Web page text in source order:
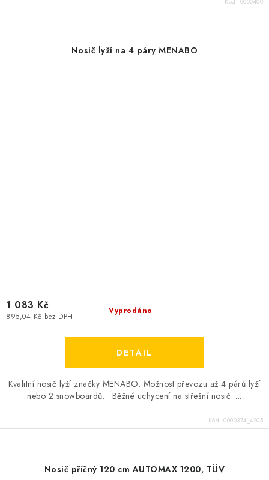
Nosič lyží na 4 páry MENABO
Vyprodáno
895,04 Kč bez DPH
1 083 Kč
Kvalitní nosič lyží značky MENABO. Možnost převozu až 4 párů lyží
nebo 2 snowboardů. • Běžné uchycení na střešní nosič •...
Kód: 0000374_4205
Nosič příčný 120 cm AUTOMAX 1200, TÜV